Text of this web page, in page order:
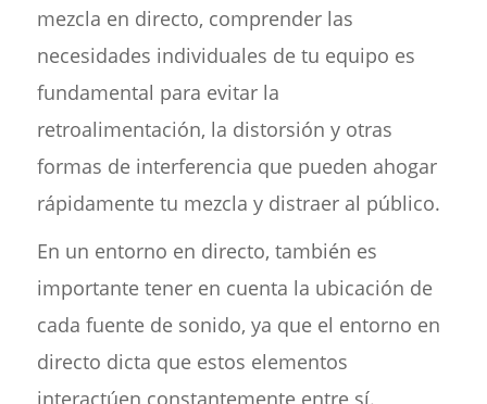
mezcla en directo, comprender las
necesidades individuales de tu equipo es
fundamental para evitar la
retroalimentación, la distorsión y otras
formas de interferencia que pueden ahogar
rápidamente tu mezcla y distraer al público.
En un entorno en directo, también es
importante tener en cuenta la ubicación de
cada fuente de sonido, ya que el entorno en
directo dicta que estos elementos
interactúen constantemente entre sí.